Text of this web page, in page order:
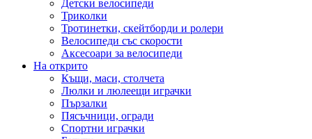
Детски велосипеди
Триколки
Тротинетки, скейтборди и ролери
Велосипеди със скорости
Аксесоари за велосипеди
На открито
Къщи, маси, столчета
Люлки и люлеещи играчки
Пързалки
Пясъчници, огради
Спортни играчки